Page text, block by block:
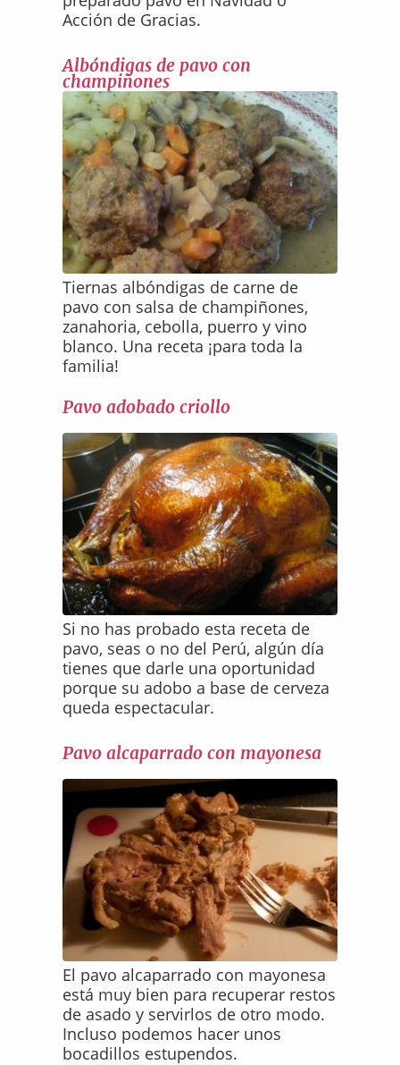
Acción de Gracias.
Albóndigas de pavo con
champiñones
Tiernas albóndigas de carne de
pavo con salsa de champiñones,
zanahoria, cebolla, puerro y vino
blanco. Una receta ¡para toda la
familia!
Pavo adobado criollo
Si no has probado esta receta de
pavo, seas o no del Perú, algún día
tienes que darle una oportunidad
porque su adobo a base de cerveza
queda espectacular.
Pavo alcaparrado con mayonesa
El pavo alcaparrado con mayonesa
está muy bien para recuperar restos
de asado y servirlos de otro modo.
Incluso podemos hacer unos
bocadillos estupendos.